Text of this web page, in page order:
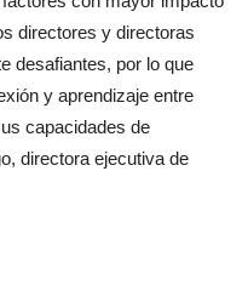
directores y directoras
desafiantes, por lo que
y aprendizaje entre
capacidades de
directora ejecutiva de